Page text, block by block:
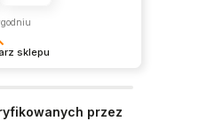
sklepu
znaczą! Cieszymy się,
w naszym sklepie
przez